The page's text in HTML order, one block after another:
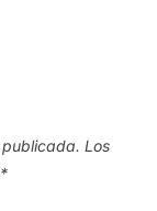
publicada. Los
*